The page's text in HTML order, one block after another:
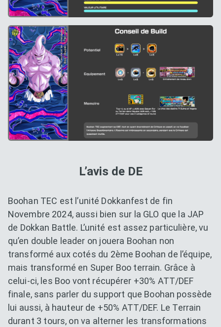
L’avis de DE
Boohan TEC est l’unité Dokkanfest de fin
Novembre 2024, aussi bien sur la GLO que la JAP
de Dokkan Battle. L’unité est assez particulière, vu
qu’en double leader on jouera Boohan non
transformé aux cotés du 2ème Boohan de l’équipe,
mais transformé en Super Boo terrain. Grâce à
celui-ci, les Boo vont récupérer +30% ATT/DEF
finale, sans parler du support que Boohan possède
lui aussi, à hauteur de +50% ATT/DEF. Le Terrain
durant 3 tours, on va alterner les transformations